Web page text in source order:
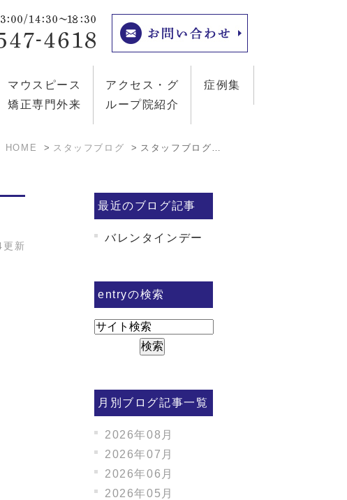
マウスピース
矯正専門外来
アクセス・グ
ループ院紹介
症例集
HOME スタッフブログ スタッフブログ: 2020年2月
新
最近のブログ記事
バレンタインデー
entryの検索
月別ブログ記事一覧
2026年08月
2026年07月
2026年06月
2026年05月